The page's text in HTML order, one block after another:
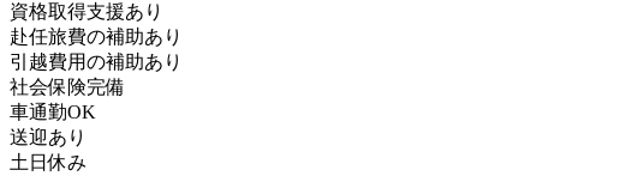
資格取得支援あり
赴任旅費の補助あり
引越費用の補助あり
社会保険完備
車通勤OK
送迎あり
土日休み